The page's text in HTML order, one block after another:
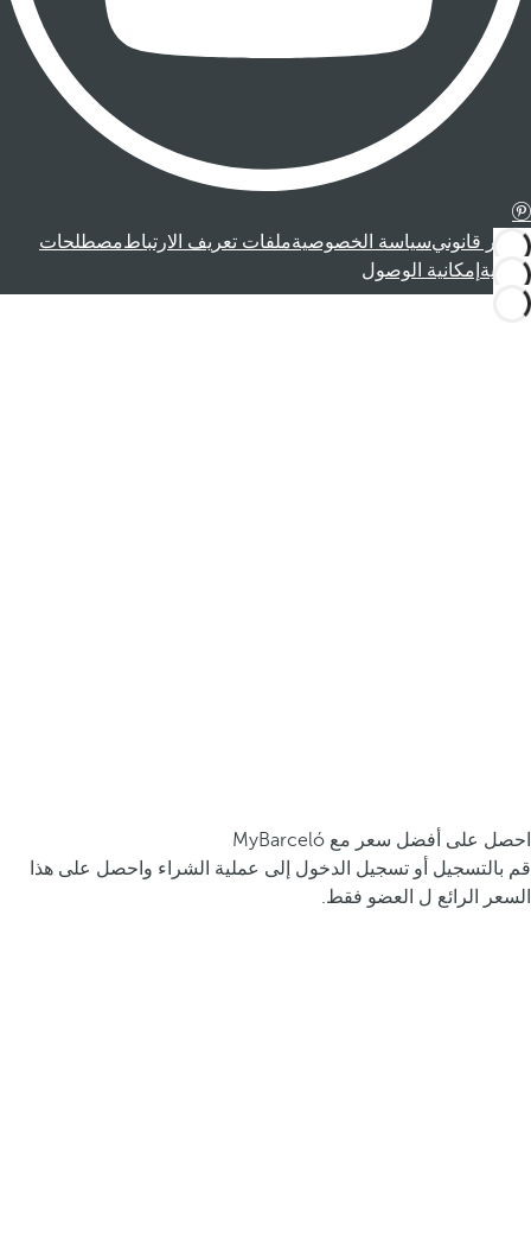
إشعار قانونيسياسة الخصوصيةملفات تعريف الارتباطمصطلحات
قانونية إمكانية الوصول
احصل على أفضل سعر مع MyBarceló
قم بالتسجيل أو تسجيل الدخول إلى عملية الشراء واحصل على هذا
السعر الرائع ل العضو فقط.